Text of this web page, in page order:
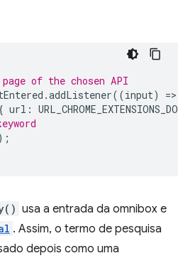
of the chosen API
.addListener((input) =>
url :
usa a entrada da omnibox e
. Assim, o termo de pesquisa
depois como uma